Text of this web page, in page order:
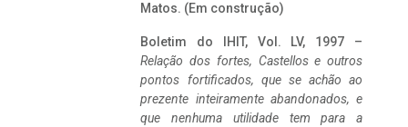
Matos. (Em construção)
Boletim do IHIT, Vol. LV, 1997 –
Relação dos fortes, Castellos e outros
pontos fortificados, que se achão ao
prezente inteiramente abandonados, e
que nenhuma utilidade tem para a